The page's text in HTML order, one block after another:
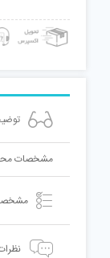
مشخصات